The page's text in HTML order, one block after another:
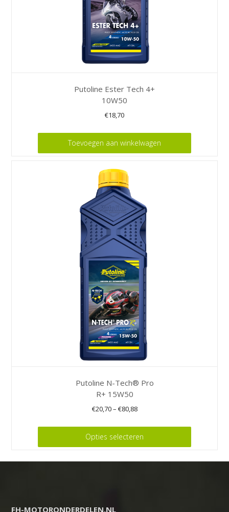
Putoline Ester Tech 4+
10W50
€18,70
Toevoegen aan winkelwagen
Putoline N-Tech® Pro
R+ 15W50
€20,70– €80,88
Opties selecteren
heeft
FH-MOTORONDERDELEN.NL